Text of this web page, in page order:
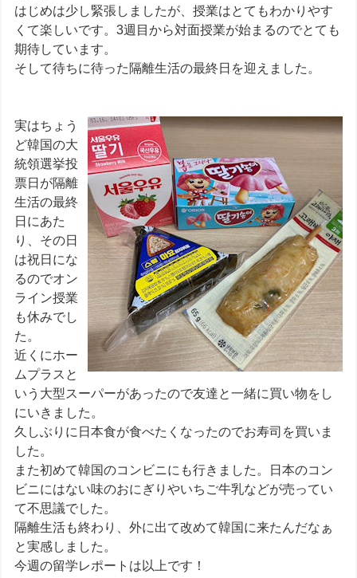
はじめは少し緊張しましたが、授業はとてもわかりやす
くて楽しいです。3週目から対面授業が始まるのでとても
期待しています。
そして待ちに待った隔離生活の最終日を迎えました。
実はちょう
ど韓国の大
統領選挙投
票日が隔離
生活の最終
日にあた
り、その日
は祝日にな
るのでオン
ライン授業
も休みでし
た。
近くにホー
ムプラスと
いう大型スーパーがあったので友達と一緒に買い物をし
にいきました。
久しぶりに日本食が食べたくなったのでお寿司を買いま
した。
また初めて韓国のコンビニにも行きました。日本のコン
ビニにはない味のおにぎりやいちご牛乳などが売ってい
て不思議でした。
隔離生活も終わり、外に出て改めて韓国に来たんだなぁ
と実感しました。
今週の留学レポートは以上です！